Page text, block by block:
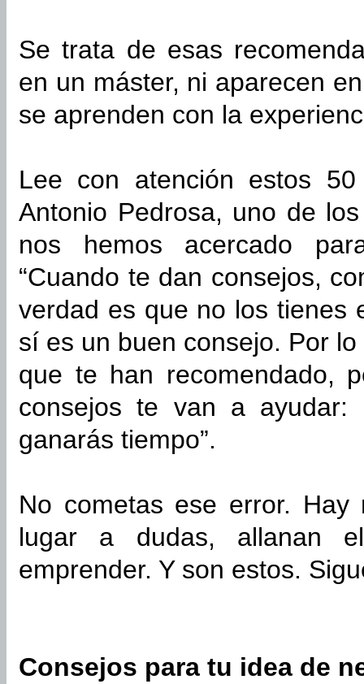
Se trata de esas
en un máster, ni aparecen
se aprenden con la
Lee con atención estos
Antonio Pedrosa, uno de
nos hemos acercado
“Cuando te dan consejos,
verdad es que no los tienes
sí es un buen consejo. Por
que te han recomendado,
consejos te van a ayudar:
ganarás tiempo”.
No cometas ese error. Hay
lugar a dudas, allanan
emprender. Y son estos.
Consejos para tu idea de